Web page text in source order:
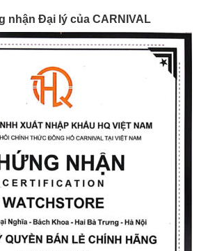
nhận Đại lý của CARNIVAL